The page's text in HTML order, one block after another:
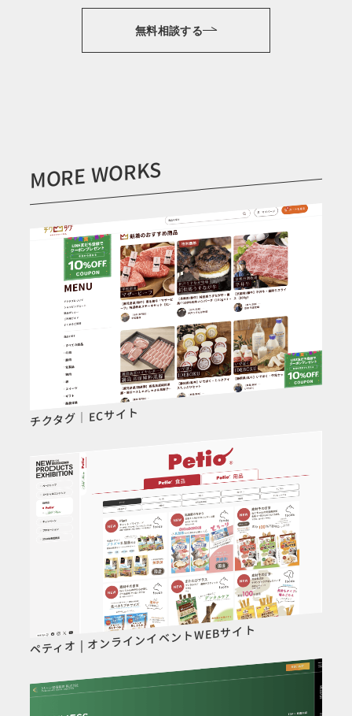
無料相談する
MORE WORKS
チクタグ｜ECサイト
ペティオ | オンラインイベントWEBサイト